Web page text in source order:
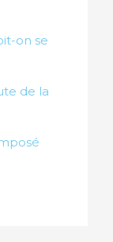
on se
de la